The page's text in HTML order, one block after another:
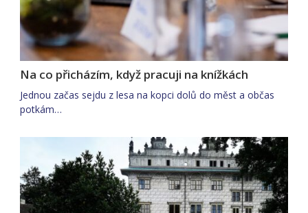
Na co přicházím, když pracuji na knížkách
Jednou začas sejdu z lesa na kopci dolů do měst a občas
potkám…